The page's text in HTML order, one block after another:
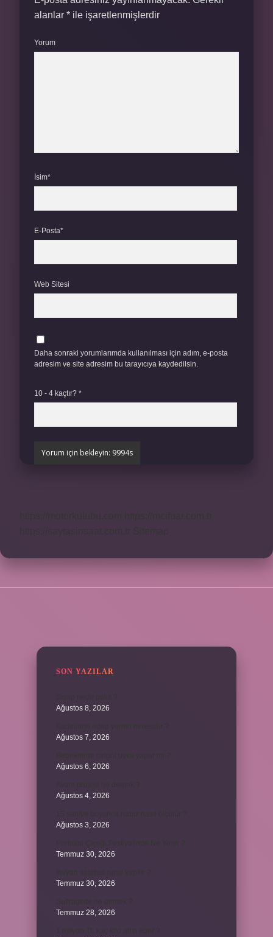
alanlar * ile işaretlenmişlerdir
Yorum
İsim*
E-Posta*
Web Sitesi
Daha sonraki yorumlarımda kullanılması için adım, e-posta
adresim ve site adresim bu tarayıcıya kaydedilsin.
10 - 4 kaçtır? *
SON YAZILAR
Ağustos 8, 2026
Ağustos 7, 2026
Ağustos 6, 2026
Ağustos 4, 2026
Ağustos 3, 2026
Temmuz 30, 2026
Temmuz 30, 2026
Temmuz 28, 2026